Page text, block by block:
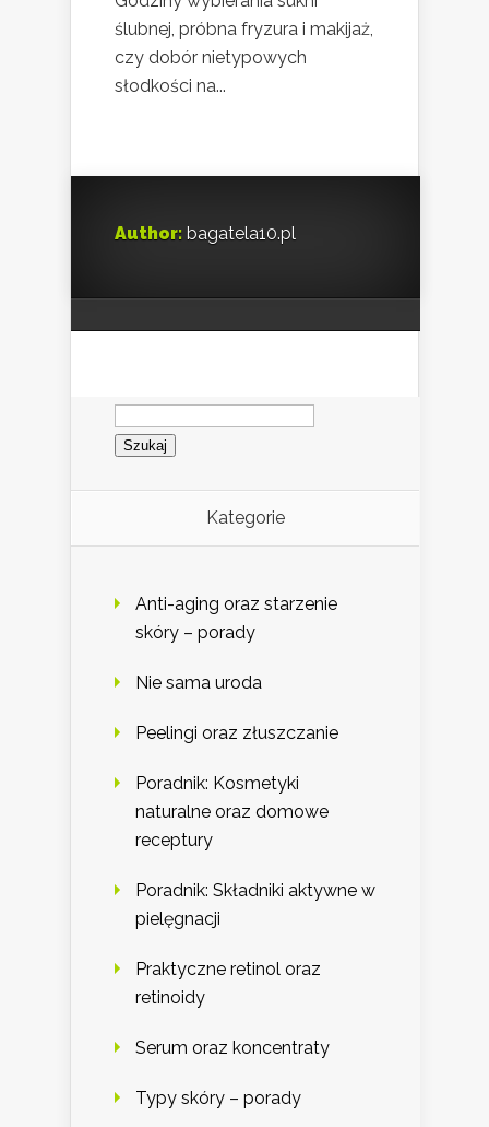
ślubnej, próbna fryzura i makijaż,
czy dobór nietypowych
słodkości na...
Author: bagatela10.pl
Szukaj:
Kategorie
Anti-aging oraz starzenie
skóry – porady
Nie sama uroda
Peelingi oraz złuszczanie
Poradnik: Kosmetyki
naturalne oraz domowe
receptury
Poradnik: Składniki aktywne w
pielęgnacji
Praktyczne retinol oraz
retinoidy
Serum oraz koncentraty
Typy skóry – porady